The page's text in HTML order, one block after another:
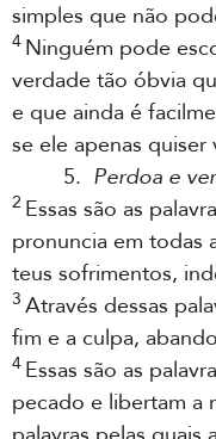
simples que não
4 Ninguém pode
verdade tão óbvia
e que ainda é
se ele apenas
5. Perdoa e
2 Essas são as
pronuncia em todas
teus sofrimentos,
3 Através dessas
fim e a culpa,
4 Essas são as
pecado e libertam a